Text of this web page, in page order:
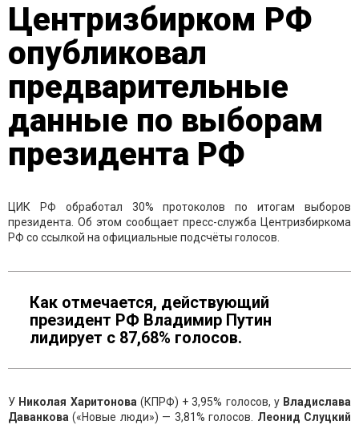
Центризбирком РФ
опубликовал
предварительные
данные по выборам
президента РФ
ЦИК РФ обработал 30% протоколов по итогам выборов
президента. Об этом сообщает пресс-служба Центризбиркома
РФ со ссылкой на официальные подсчёты голосов.
Как отмечается, действующий
президент РФ Владимир Путин
лидирует с 87,68% голосов.
У Николая Харитонова (КПРФ) + 3,95% голосов, у Владислава
Даванкова («Новые люди») — 3,81% голосов. Леонид Слуцкий